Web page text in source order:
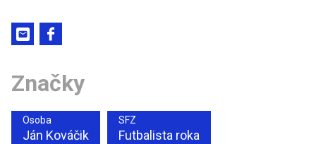
Značky
Osoba
Ján Kováčik
SFZ
Futbalista roka